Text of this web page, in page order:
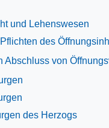
und Lehenswesen
des
Abschluss von
des Herzogs